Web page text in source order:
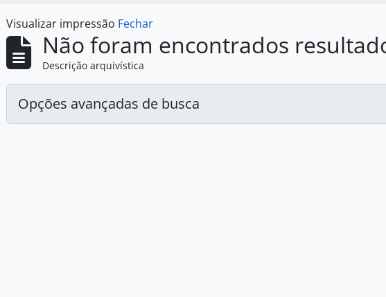
Visualizar impressão Fechar
Não foram encontrados
Descrição arquivística
Opções avançadas de busca